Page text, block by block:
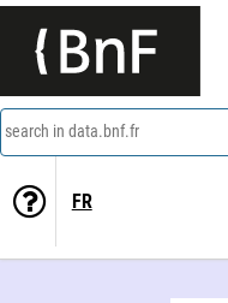
search in data.bnf.fr
FR